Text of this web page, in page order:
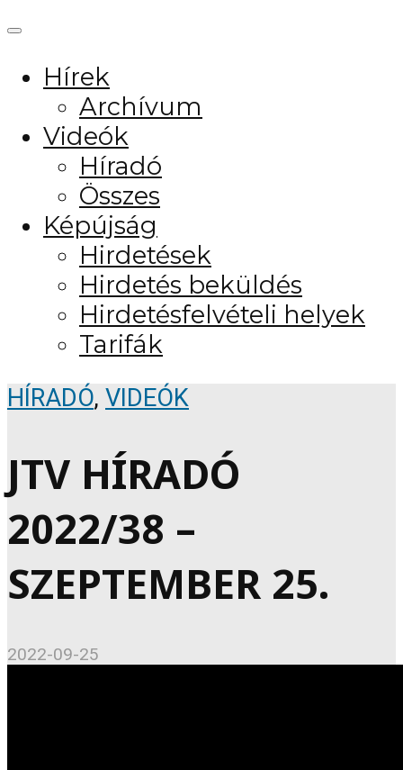
Hírek
Archívum
Videók
Híradó
Összes
Képújság
Hirdetések
Hirdetés beküldés
Hirdetésfelvételi helyek
Tarifák
HÍRADÓ, VIDEÓK
JTV HÍRADÓ
2022/38 –
SZEPTEMBER 25.
2022-09-25